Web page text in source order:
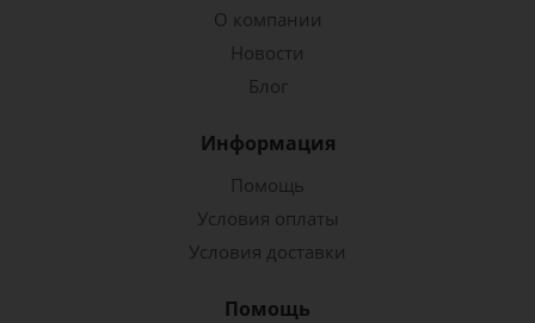
О компании
Новости
Блог
Информация
Помощь
Условия оплаты
Условия доставки
Помощь